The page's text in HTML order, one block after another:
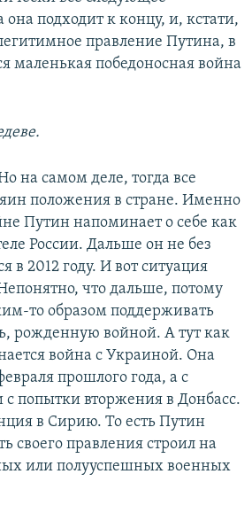
она подходит к концу, и, кстати,
правление Путина, в
маленькая победоносная война
на самом деле, тогда все
положения в стране. Именно
Путин напоминает о себе как
России. Дальше он не без
в 2012 году. И вот ситуация
что дальше, потому
то образом поддерживать
рожденную войной. А тут как
война с Украиной. Она
прошлого года, а с
попытки вторжения в Донбасс.
в Сирию. То есть Путин
своего правления строил на
или полууспешных военных